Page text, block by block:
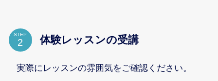
STEP 体験レッスンの受講
実際にレッスンの雰囲気をご確認ください。